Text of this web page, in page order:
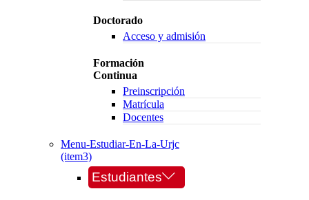
Doctorado
Acceso y admisión
Formación
Continua
Preinscripción
Matrícula
Docentes
Menu-Estudiar-En-La-Urjc
(item3)
Estudiantes